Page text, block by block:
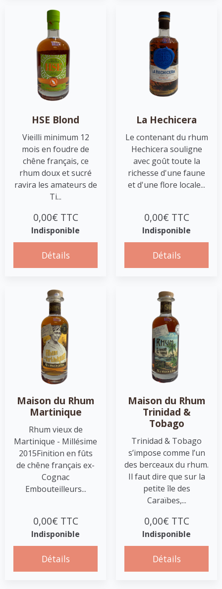
HSE Blond
Vieilli minimum 12
mois en foudre de
chêne français, ce
rhum doux et sucré
ravira les amateurs de
Ti...
0,00€ TTC
Indisponible
Détails
La Hechicera
Le contenant du rhum
Hechicera souligne
avec goût toute la
richesse d'une faune
et d'une flore locale...
0,00€ TTC
Indisponible
Détails
Maison du Rhum
Martinique
Rhum vieux de
Martinique - Millésime
2015Finition en fûts
de chêne français ex-
Cognac
Embouteilleurs...
0,00€ TTC
Indisponible
Détails
Maison du Rhum
Trinidad &
Tobago
Trinidad & Tobago
s’impose comme l’un
des berceaux du rhum.
Il faut dire que sur la
petite île des
Caraïbes,...
0,00€ TTC
Indisponible
Détails